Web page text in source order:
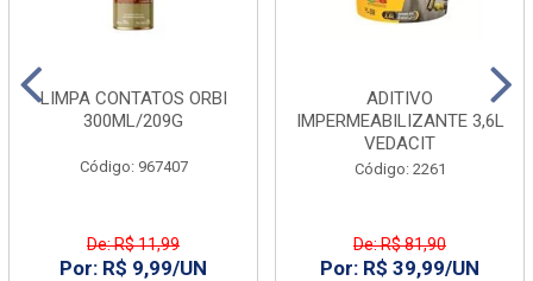
LIMPA CONTATOS ORBI
300ML/209G
Código: 967407
De: R$ 11,99
Por: R$ 9,99/UN
ADITIVO
IMPERMEABILIZANTE 3,6L
VEDACIT
Código: 2261
De: R$ 81,90
Por: R$ 39,99/UN